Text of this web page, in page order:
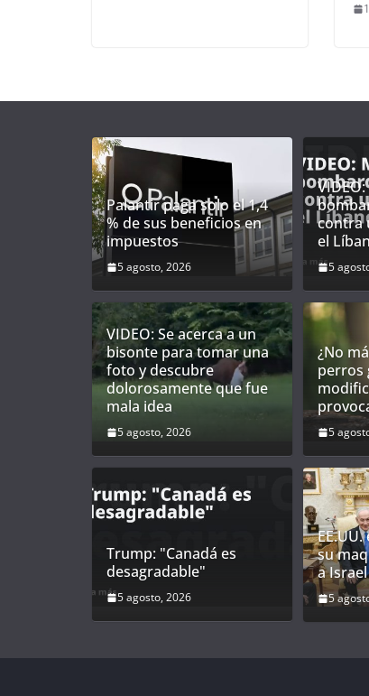
Palantir paga solo el 1,4
% de sus beneficios en
impuestos
5 agosto, 2026
contra
el
5
VIDEO: Se acerca a un
bisonte para tomar una
foto y descubre
dolorosamente que fue
mala idea
5 agosto, 2026
¿No
perros
5
Trump: "Canadá es
desagradable"
5 agosto, 2026
su
a Israel
5